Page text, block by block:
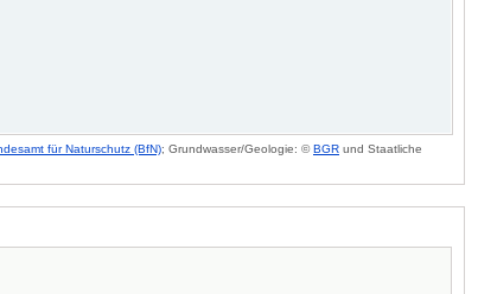
für Naturschutz (BfN); Grundwasser/Geologie: ©BGR und Staatliche